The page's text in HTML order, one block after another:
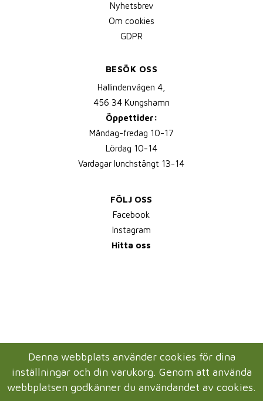
Nyhetsbrev
Om cookies
GDPR
BESÖK OSS
Hallindenvägen 4,
456 34 Kungshamn
Öppettider:
Måndag-fredag 10-17
Lördag 10-14
Vardagar lunchstängt 13-14
FÖLJ OSS
Facebook
Instagram
Hitta oss
Denna webbplats använder cookies för dina
inställningar och din varukorg. Genom att använda
webbplatsen godkänner du användandet av cookies.